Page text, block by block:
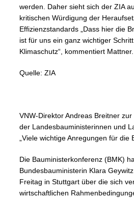
werden. Daher sieht sich der ZIA
kritischen Würdigung der
Effizienzstandards „Dass hier die
ist für uns ein ganz wichtiger
Klimaschutz“, kommentiert Mattner.
Quelle: ZIA
VNW-Direktor Andreas Breitner
der Landesbauministerinnen und
„Viele wichtige Anregungen für die
Die Bauministerkonferenz (BMK)
Bundesbauministerin Klara
Freitag in Stuttgart über die sich
wirtschaftlichen